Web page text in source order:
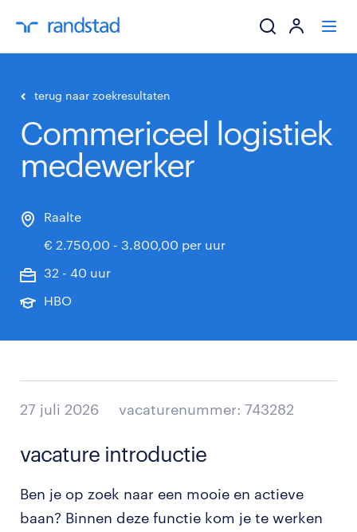
werkgevers
terug naar zoekresultaten
Commericeel logistiek
medewerker
Raalte
€ 2.750,00 - 3.800,00 per uur
32 - 40 uur
HBO
27 juli 2026 vacaturenummer: 743282
vacature introductie
Ben je op zoek naar een mooie en actieve
baan? Binnen deze functie kom je te werken